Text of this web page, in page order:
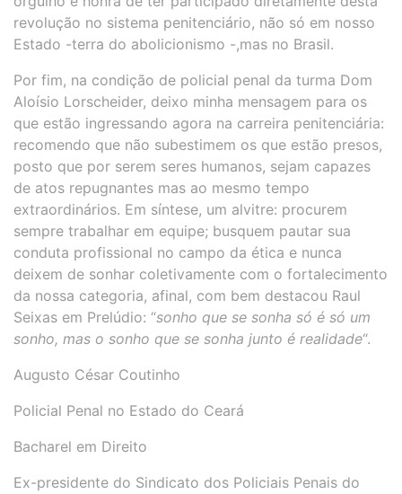
revolução no sistema penitenciário, não só em nosso
Estado -terra do abolicionismo -,mas no Brasil.
Por fim, na condição de policial penal da turma Dom
Aloísio Lorscheider, deixo minha mensagem para os
que estão ingressando agora na carreira penitenciária:
recomendo que não subestimem os que estão presos,
posto que por serem seres humanos, sejam capazes
de atos repugnantes mas ao mesmo tempo
extraordinários. Em síntese, um alvitre: procurem
sempre trabalhar em equipe; busquem pautar sua
conduta profissional no campo da ética e nunca
deixem de sonhar coletivamente com o fortalecimento
da nossa categoria, afinal, com bem destacou Raul
Seixas em Prelúdio: “sonho que se sonha só é só um
sonho, mas o sonho que se sonha junto é realidade“.
Augusto César Coutinho
Policial Penal no Estado do Ceará
Bacharel em Direito
Ex-presidente do Sindicato dos Policiais Penais do